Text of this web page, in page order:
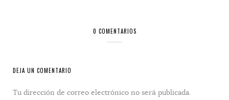
0 COMENTARIOS
DEJA UN COMENTARIO
Tu dirección de correo electrónico no será publicada.